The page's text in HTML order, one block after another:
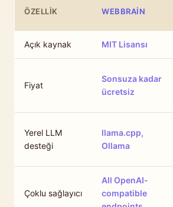
ÖZELLIK WEBBRAIN
Açık kaynak MIT Lisansı
Fiyat
Sonsuza kadar
ücretsiz
Yerel LLM
desteği
llama.cpp,
Ollama
Çoklu sağlayıcı
All OpenAI-
compatible